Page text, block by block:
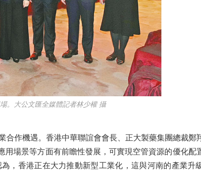
。大公文匯全媒體記者林少權 攝
作機遇。香港中華聯誼會會長、正大製藥集團總裁鄭
場景等方面有前瞻性發展，可實現空管資源的優化配
，香港正在大力推動新型工業化，這與河南的產業升